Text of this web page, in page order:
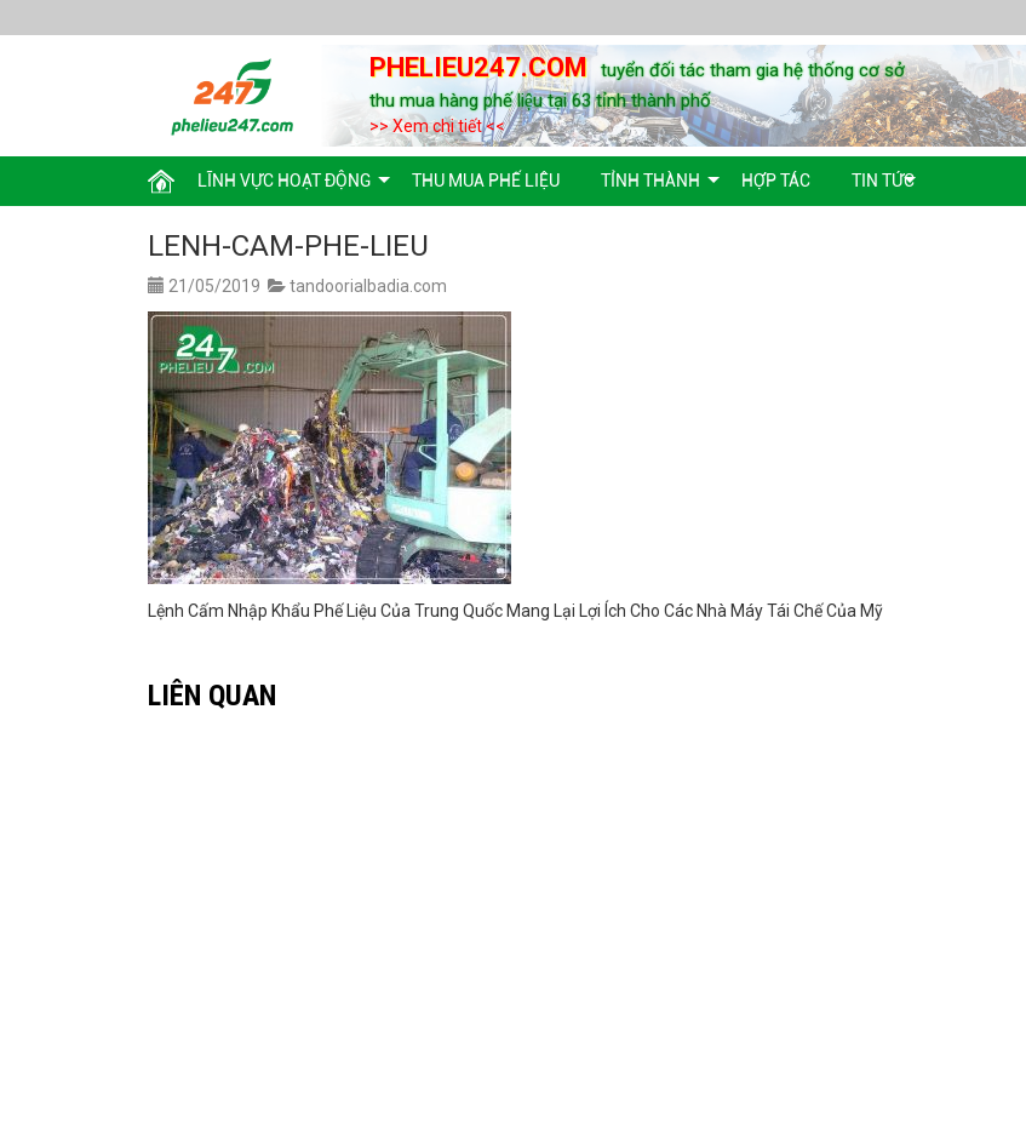
PHELIEU247.COM
tuyển đối tác tham gia hệ thống cơ sở
thu mua hàng phế liệu tại 63 tỉnh thành phố
>> Xem chi tiết <<
LĨNH VỰC HOẠT ĐỘNG THU MUA PHẾ LIỆU TỈNH THÀNH HỢP TÁC TIN TỨC
LENH-CAM-PHE-LIEU
21/05/2019 tandoorialbadia.com
Lệnh Cấm Nhập Khẩu Phế Liệu Của Trung Quốc Mang Lại Lợi Ích Cho Các Nhà Máy Tái Chế Của Mỹ
LIÊN QUAN